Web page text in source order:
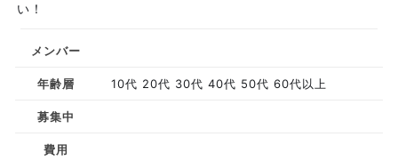
い！
メンバー
年齢層 10代 20代 30代 40代 50代 60代以上
募集中
費用